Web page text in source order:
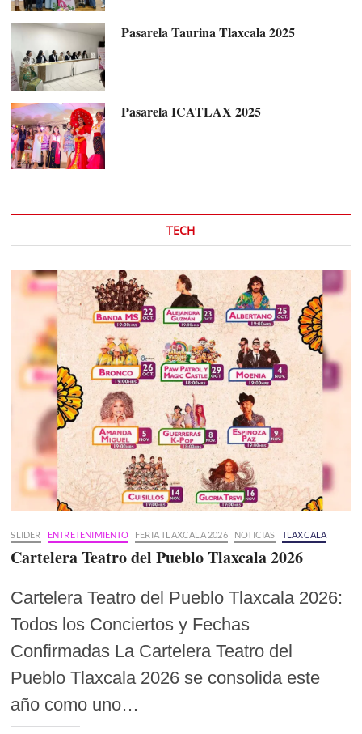
Pasarela Taurina Tlaxcala 2025
Pasarela ICATLAX 2025
TECH
SLIDER ENTRETENIMIENTO FERIA TLAXCALA 2026 NOTICIAS TLAXCALA
Cartelera Teatro del Pueblo Tlaxcala 2026
Cartelera Teatro del Pueblo Tlaxcala 2026:
Todos los Conciertos y Fechas
Confirmadas La Cartelera Teatro del
Pueblo Tlaxcala 2026 se consolida este
año como uno…